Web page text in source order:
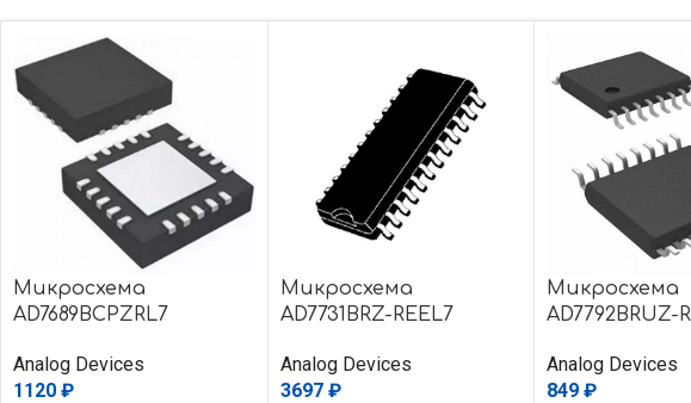
Микросхема
AD7689BCPZRL7
Analog Devices
1120 ₽
Микросхема
AD7731BRZ-REEL7
Analog Devices
3697 ₽
Микросхема
AD7792BRUZ-
Analog Devices
849₽